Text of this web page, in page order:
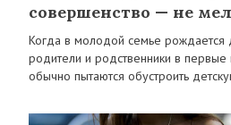
совершенство — не
Когда в молодой семье
родители и родственники в
обычно пытаются обустроить